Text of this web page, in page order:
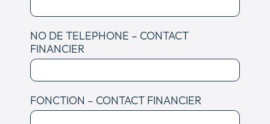
NO DE TELEPHONE – CONTACT
FINANCIER
FONCTION – CONTACT FINANCIER